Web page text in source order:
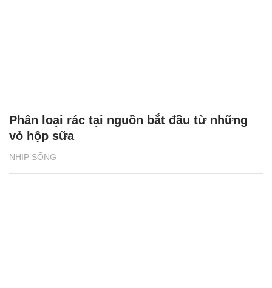
NHỊP SỐNG
Phân loại rác tại nguồn bắt đầu từ những
vỏ hộp sữa